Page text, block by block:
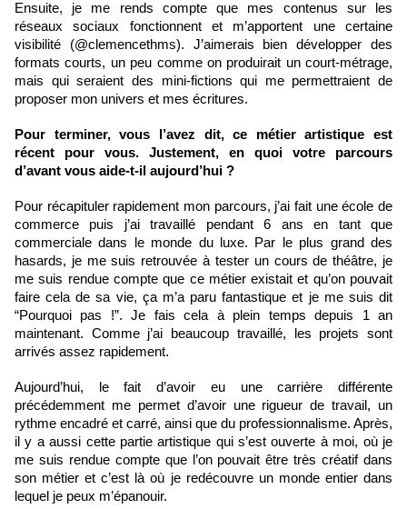
Ensuite, je me rends compte que mes contenus sur les
réseaux sociaux fonctionnent et m’apportent une certaine
visibilité (@clemencethms). J’aimerais bien développer des
formats courts, un peu comme on produirait un court-métrage,
mais qui seraient des mini-fictions qui me permettraient de
proposer mon univers et mes écritures.
Pour terminer, vous l’avez dit, ce métier artistique est
récent pour vous. Justement, en quoi votre parcours
d’avant vous aide-t-il aujourd’hui ?
Pour récapituler rapidement mon parcours, j’ai fait une école de
commerce puis j’ai travaillé pendant 6 ans en tant que
commerciale dans le monde du luxe. Par le plus grand des
hasards, je me suis retrouvée à tester un cours de théâtre, je
me suis rendue compte que ce métier existait et qu’on pouvait
faire cela de sa vie, ça m’a paru fantastique et je me suis dit
“Pourquoi pas !”. Je fais cela à plein temps depuis 1 an
maintenant. Comme j’ai beaucoup travaillé, les projets sont
arrivés assez rapidement.
Aujourd’hui, le fait d’avoir eu une carrière différente
précédemment me permet d’avoir une rigueur de travail, un
rythme encadré et carré, ainsi que du professionnalisme. Après,
il y a aussi cette partie artistique qui s’est ouverte à moi, où je
me suis rendue compte que l’on pouvait être très créatif dans
son métier et c’est là où je redécouvre un monde entier dans
lequel je peux m’épanouir.